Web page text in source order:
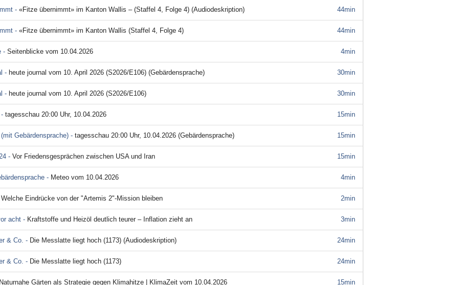
44min
- «Fitze übernimmt» im Kanton Wallis – (Staffel 4, Folge 4) (Audiodeskription)
44min
- «Fitze übernimmt» im Kanton Wallis (Staffel 4, Folge 4)
4min
- Seitenblicke vom 10.04.2026
30min
- heute journal vom 10. April 2026 (S2026/E106) (Gebärdensprache)
30min
- heute journal vom 10. April 2026 (S2026/E106)
15min
tagesschau 20:00 Uhr, 10.04.2026
15min
Gebärdensprache) - tagesschau 20:00 Uhr, 10.04.2026 (Gebärdensprache)
15min
- Vor Friedensgesprächen zwischen USA und Iran
4min
- Meteo vom 10.04.2026
2min
Welche Eindrücke von der "Artemis 2"-Mission bleiben
3min
acht - Kraftstoffe und Heizöl deutlich teurer – Inflation zieht an
24min
& Co. - Die Messlatte liegt hoch (1173) (Audiodeskription)
24min
& Co. - Die Messlatte liegt hoch (1173)
15min
Naturnahe Gärten als Strategie gegen Klimahitze | KlimaZeit vom 10.04.2026